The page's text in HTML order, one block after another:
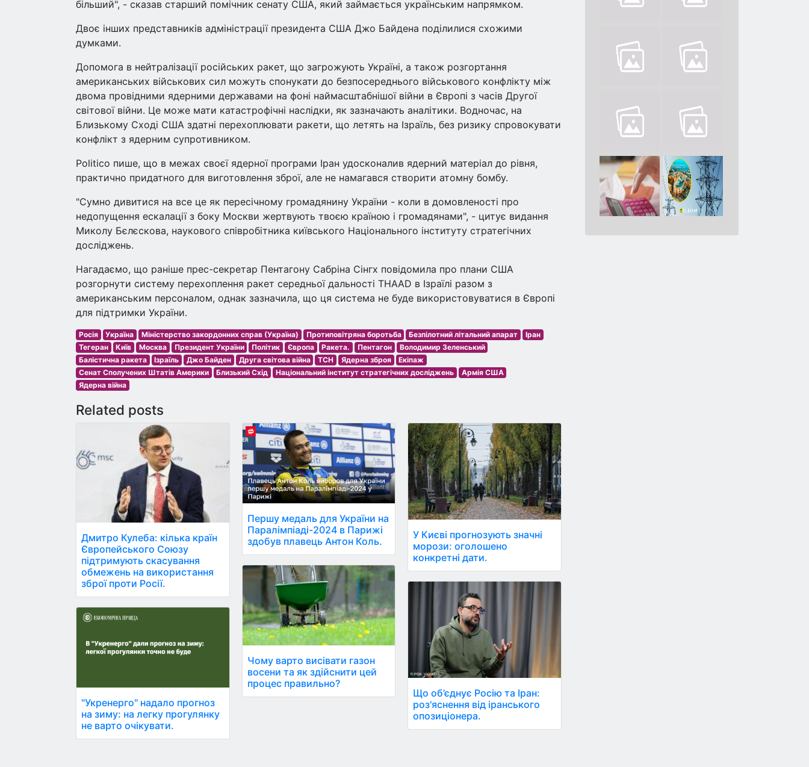
більший", - сказав старший помічник сенату США, який займається українським напрямком.
Двоє інших представників адміністрації президента США Джо Байдена поділилися схожими
думками.
Допомога в нейтралізації російських ракет, що загрожують Україні, а також розгортання
американських військових сил можуть спонукати до безпосереднього військового конфлікту між
двома провідними ядерними державами на фоні наймасштабнішої війни в Європі з часів Другої
світової війни. Це може мати катастрофічні наслідки, як зазначають аналітики. Водночас, на
Близькому Сході США здатні перехоплювати ракети, що летять на Ізраїль, без ризику спровокувати
конфлікт з ядерним супротивником.
Politico пише, що в межах своєї ядерної програми Іран удосконалив ядерний матеріал до рівня,
практично придатного для виготовлення зброї, але не намагався створити атомну бомбу.
"Сумно дивитися на все це як пересічному громадянину України - коли в домовленості про
недопущення ескалації з боку Москви жертвують твоєю країною і громадянами", - цитує видання
Миколу Бєлєскова, наукового співробітника київського Національного інституту стратегічних
досліджень.
Нагадаємо, що раніше прес-секретар Пентагону Сабріна Сінгх повідомила про плани США
розгорнути систему перехоплення ракет середньої дальності THAAD в Ізраїлі разом з
американським персоналом, однак зазначила, що ця система не буде використовуватися в Європі
для підтримки України.
Росія Україна Міністерство закордонних справ (Україна) Протиповітряна боротьба Безпілотний літальний апарат
Іран
Тегеран
Київ Москва Президент України Політик Європа Ракета. Пентагон
Володимир Зеленський
Балістична ракета
Ізраїль Джо Байден Друга світова війна ТСН Ядерна зброя
Екіпаж
Сенат Сполучених Штатів Америки
Близький Схід Національний інститут стратегічних досліджень
Армія США
Ядерна війна
Related posts
Дмитро Кулеба: кілька країн
Європейського Союзу
підтримують скасування
обмежень на використання
зброї проти Росії.
"Укренерго" надало прогноз
на зиму: на легку прогулянку
не варто очікувати.
Першу медаль для України на
Паралімпіаді-2024 в Парижі
здобув плавець Антон Коль.
Чому варто висівати газон
восени та як здійснити цей
процес правильно?
У Києві прогнозують значні
морози: оголошено
конкретні дати.
Що об’єднує Росію та Іран:
роз'яснення від іранського
опозиціонера.